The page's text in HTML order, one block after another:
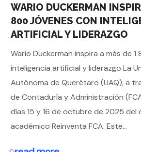
WARIO DUCKERMAN
800 JÓVENES CON
ARTIFICIAL Y LIDERAZGO
Wario Duckerman inspira a más de
inteligencia artificial y liderazgo La
Autónoma de Querétaro (UAQ), a
de Contaduría y Administración
días 15 y 16 de octubre de 2025 del
académico Reinventa FCA. Este...